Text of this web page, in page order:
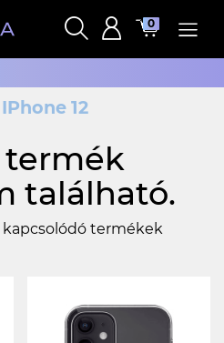
0
IPhone 12
található.
kapcsolódó termékek